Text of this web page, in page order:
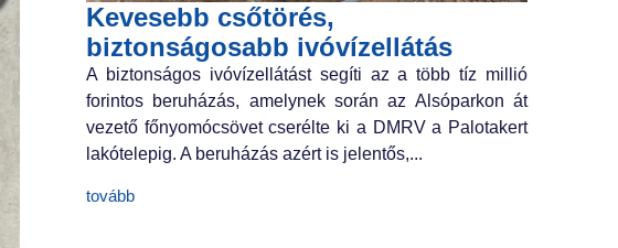
Kevesebb csőtörés,
biztonságosabb ivóvízellátás
A biztonságos ivóvízellátást segíti az a több tíz millió
forintos beruházás, amelynek során az Alsóparkon át
vezető főnyomócsövet cserélte ki a DMRV a Palotakert
lakótelepig. A beruházás azért is jelentős,...
tovább